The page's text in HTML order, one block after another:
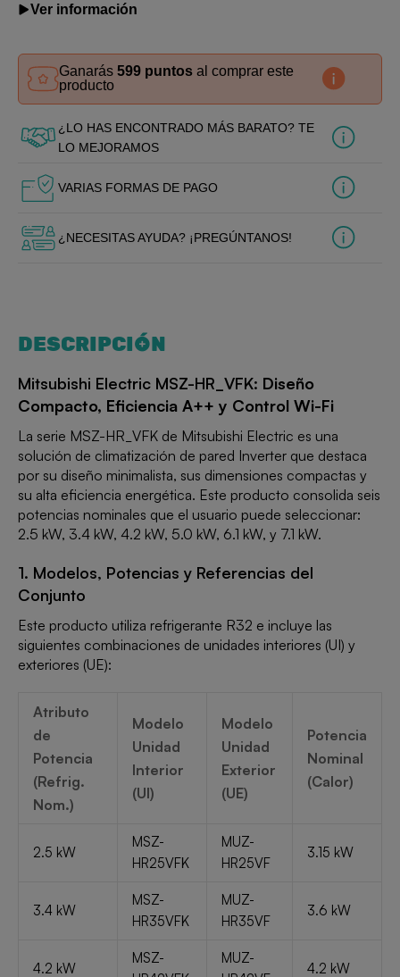
Ver información
Ganarás 599 puntos al comprar este
producto
¿LO HAS ENCONTRADO MÁS BARATO? TE
LO MEJORAMOS
VARIAS FORMAS DE PAGO
¿NECESITAS AYUDA? ¡PREGÚNTANOS!
DESCRIPCIÓN
Mitsubishi Electric MSZ-HR_VFK: Diseño
Compacto, Eficiencia A++ y Control Wi-Fi
La serie MSZ-HR_VFK de Mitsubishi Electric es una
solución de climatización de pared Inverter que destaca
por su diseño minimalista, sus dimensiones compactas y
su alta eficiencia energética. Este producto consolida seis
potencias nominales que el usuario puede seleccionar:
2.5 kW, 3.4 kW, 4.2 kW, 5.0 kW, 6.1 kW, y 7.1 kW.
1. Modelos, Potencias y Referencias del
Conjunto
Este producto utiliza refrigerante R32 e incluye las
siguientes combinaciones de unidades interiores (UI) y
exteriores (UE):
Atributo
de
Potencia
(Refrig.
Nom.)
Modelo
Unidad
Interior
(UI)
Modelo
Unidad
Exterior
(UE)
Potencia
Nominal
(Calor)
2.5 kW
MSZ-
HR25VFK
MUZ-
HR25VF
3.15 kW
3.4 kW
MSZ-
HR35VFK
MUZ-
HR35VF
3.6 kW
4.2 kW
MSZ-
MUZ-
4.2 kW